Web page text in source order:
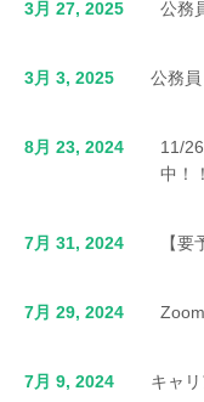
3月 27, 2025 公務
3月 3, 2025 公務
8月 23, 2024
11/
中！
7月 31, 2024 【
7月 29, 2024
7月 9, 2024 キャ